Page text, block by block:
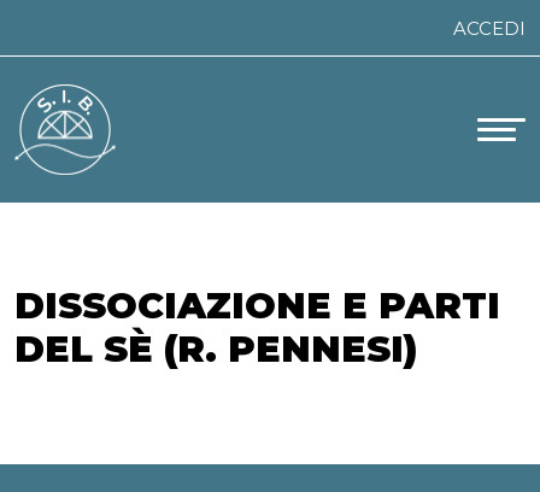
to
content
ACCEDI
DISSOCIAZIONE E PARTI
DEL SÈ (R. PENNESI)